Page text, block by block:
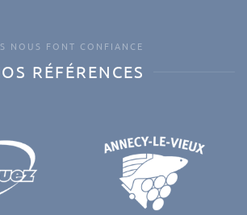
NOUS FONT CONFIANCE
RÉFÉRENCES